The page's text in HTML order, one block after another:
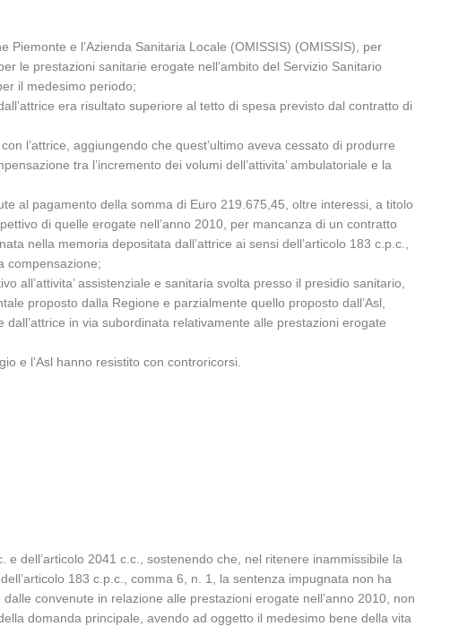
e l’Azienda Sanitaria Locale (OMISSIS) (OMISSIS), per
le prestazioni sanitarie erogate nell’ambito del Servizio Sanitario
il medesimo periodo;
era risultato superiore al tetto di spesa previsto dal contratto di
l’attrice, aggiungendo che quest’ultimo aveva cessato di produrre
tra l’incremento dei volumi dell’attivita’ ambulatoriale e la
al pagamento della somma di Euro 219.675,45, oltre interessi, a titolo
di quelle erogate nell’anno 2010, per mancanza di un contratto
nella memoria depositata dall’attrice ai sensi dell’articolo 183 c.p.c.,
compensazione;
all’attivita’ assistenziale e sanitaria svolta presso il presidio sanitario,
proposto dalla Regione e parzialmente quello proposto dall’Asl,
in via subordinata relativamente alle prestazioni erogate
e l’Asl hanno resistito con controricorsi.
dell’articolo 2041 c.c., sostenendo che, nel ritenere inammissibile la
183 c.p.c., comma 6, n. 1, la sentenza impugnata non ha
convenute in relazione alle prestazioni erogate nell’anno 2010, non
domanda principale, avendo ad oggetto il medesimo bene della vita